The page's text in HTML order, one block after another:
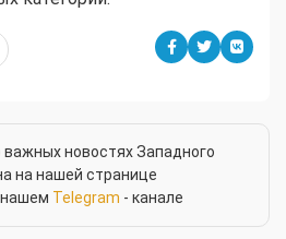
новостях Западного
на нашей странице
Telegram - канале